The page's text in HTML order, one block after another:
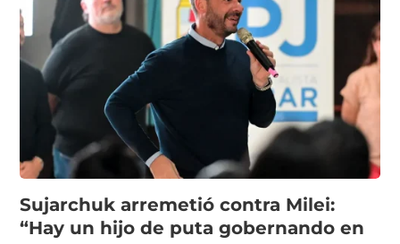
Sujarchuk arremetió contra Milei:
“Hay un hijo de puta gobernando en